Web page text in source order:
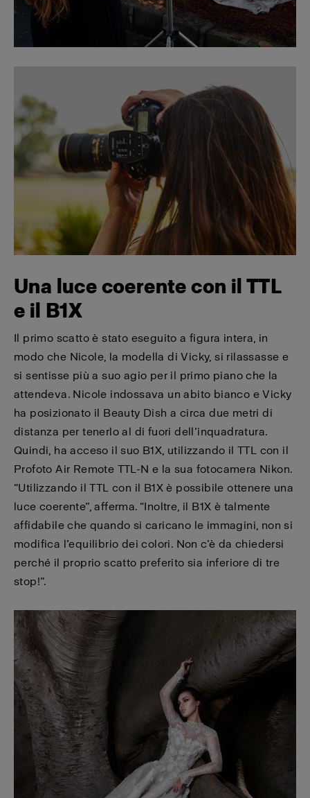
Una luce coerente con il TTL
e il B1X
Il primo scatto è stato eseguito a figura intera, in
modo che Nicole, la modella di Vicky, si rilassasse e
si sentisse più a suo agio per il primo piano che la
attendeva. Nicole indossava un abito bianco e Vicky
ha posizionato il Beauty Dish a circa due metri di
distanza per tenerlo al di fuori dell’inquadratura.
Quindi, ha acceso il suo B1X, utilizzando il TTL con il
Profoto Air Remote TTL-N e la sua fotocamera Nikon.
“Utilizzando il TTL con il B1X è possibile ottenere una
luce coerente”, afferma. “Inoltre, il B1X è talmente
affidabile che quando si caricano le immagini, non si
modifica l’equilibrio dei colori. Non c’è da chiedersi
perché il proprio scatto preferito sia inferiore di tre
stop!”.